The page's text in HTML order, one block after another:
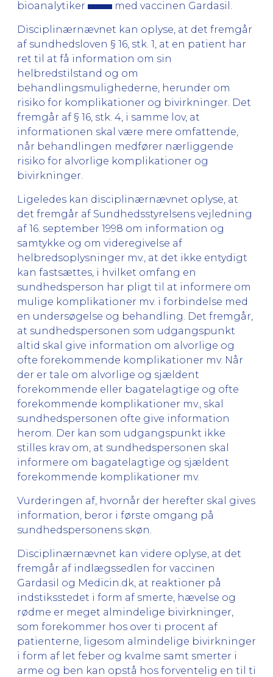
bioanalytiker med vaccinen Gardasil.
Disciplinærnævnet kan oplyse, at det fremgår
af sundhedsloven § 16, stk. 1, at en patient har
ret til at få information om sin
helbredstilstand og om
behandlingsmulighederne, herunder om
risiko for komplikationer og bivirkninger. Det
fremgår af § 16, stk. 4, i samme lov, at
informationen skal være mere omfattende,
når behandlingen medfører nærliggende
risiko for alvorlige komplikationer og
bivirkninger.
Ligeledes kan disciplinærnævnet oplyse, at
det fremgår af Sundhedsstyrelsens vejledning
af 16. september 1998 om information og
samtykke og om videregivelse af
helbredsoplysninger mv., at det ikke entydigt
kan fastsættes, i hvilket omfang en
sundhedsperson har pligt til at informere om
mulige komplikationer mv. i forbindelse med
en undersøgelse og behandling. Det fremgår,
at sundhedspersonen som udgangspunkt
altid skal give information om alvorlige og
ofte forekommende komplikationer mv. Når
der er tale om alvorlige og sjældent
forekommende eller bagatelagtige og ofte
forekommende komplikationer mv., skal
sundhedspersonen ofte give information
herom. Der kan som udgangspunkt ikke
stilles krav om, at sundhedspersonen skal
informere om bagatelagtige og sjældent
forekommende komplikationer mv.
Vurderingen af, hvornår der herefter skal gives
information, beror i første omgang på
sundhedspersonens skøn.
Disciplinærnævnet kan videre oplyse, at det
fremgår af indlægssedlen for vaccinen
Gardasil og Medicin.dk, at reaktioner på
indstiksstedet i form af smerte, hævelse og
rødme er meget almindelige bivirkninger,
som forekommer hos over ti procent af
patienterne, ligesom almindelige bivirkninger
i form af let feber og kvalme samt smerter i
arme og ben kan opstå hos forventelig en til ti